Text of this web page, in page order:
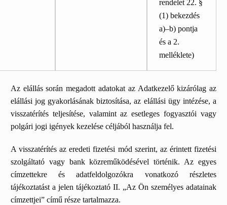
rendelet 22. §
(1) bekezdés
a)–b) pontja
és a 2.
melléklete)
Az elállás során megadott adatokat az Adatkezelő kizárólag az
elállási jog gyakorlásának biztosítása, az elállási ügy intézése, a
visszatérítés teljesítése, valamint az esetleges fogyasztói vagy
polgári jogi igények kezelése céljából használja fel.
A visszatérítés az eredeti fizetési mód szerint, az érintett fizetési
szolgáltató vagy bank közreműködésével történik. Az egyes
címzettekre és adatfeldolgozókra vonatkozó részletes
tájékoztatást a jelen tájékoztató II. „Az Ön személyes adatainak
címzettjei” című része tartalmazza.